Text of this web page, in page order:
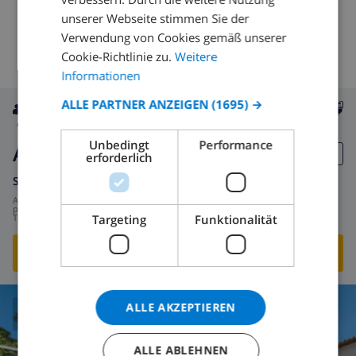
9 5km Privat wifi 4
Abel
Spanien Costa Brava
pro
Tag 50,26 $
DIESE VILLA ANSEHEN›
CLUB VILLAMAR BEWERTUNG
SPANISH
GERMAN
ITALIAN
NORWEGIAN
unserer Webseite stimmen Sie der
Verwendung von Cookies gemäß unserer
Cookie-Richtlinie zu. Weitere
Informationen
ALLE PARTNER ANZEIGEN (1695) →
Unbedingt
erforderlich
Performance
Targeting Funktionalität
ALLE AKZEPTIEREN
ALLE ABLEHNEN